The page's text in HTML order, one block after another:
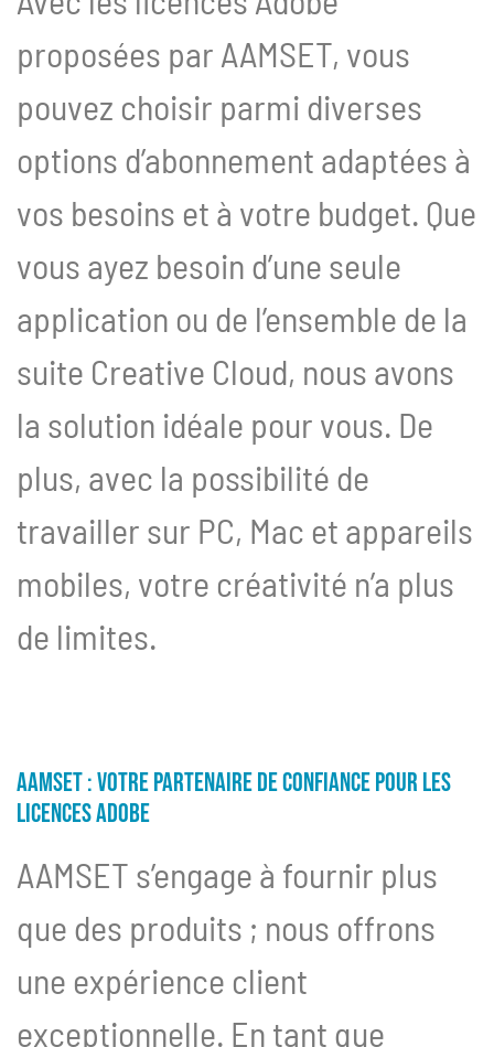
proposées par AAMSET, vous
pouvez choisir parmi diverses
options d’abonnement adaptées à
vos besoins et à votre budget. Que
vous ayez besoin d’une seule
application ou de l’ensemble de la
suite Creative Cloud, nous avons
la solution idéale pour vous. De
plus, avec la possibilité de
travailler sur PC, Mac et appareils
mobiles, votre créativité n’a plus
de limites.
AAMSET : Votre Partenaire de Confiance pour les
Licences Adobe
AAMSET s’engage à fournir plus
que des produits ; nous offrons
une expérience client
exceptionnelle. En tant que